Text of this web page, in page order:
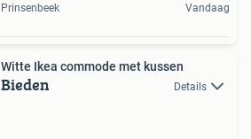
Prinsenbeek Vandaag
Witte Ikea commode met kussen
Bieden Details